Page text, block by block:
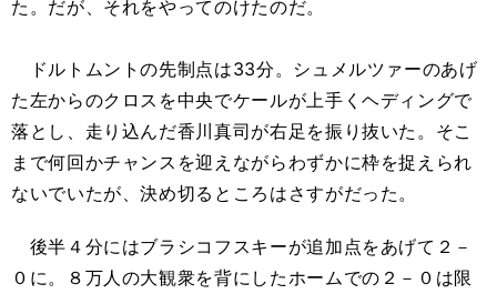
た。だが、それをやってのけたのだ。
ドルトムントの先制点は33分。シュメルツァーのあげ
た左からのクロスを中央でケールが上手くヘディングで
落とし、走り込んだ香川真司が右足を振り抜いた。そこ
まで何回かチャンスを迎えながらわずかに枠を捉えられ
ないでいたが、決め切るところはさすがだった。
後半４分にはブラシコフスキーが追加点をあげて２－
０に。８万人の大観衆を背にしたホームでの２－０は限